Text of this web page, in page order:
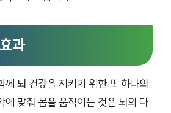
과
께 뇌 건강을 지키기 위한 또 하나의
에 맞춰 몸을 움직이는 것은 뇌의 다